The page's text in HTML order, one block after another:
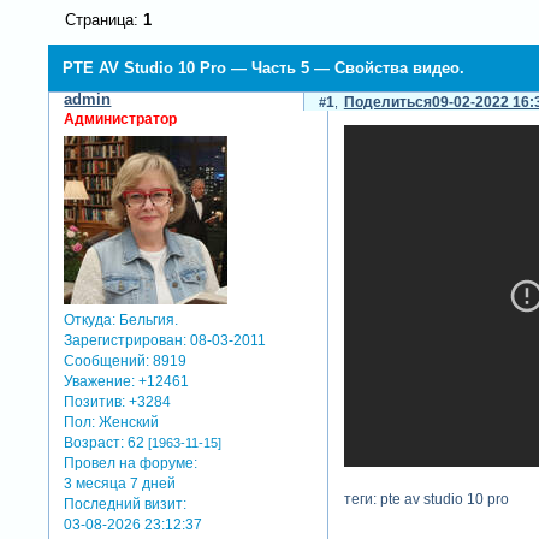
PTE AV Studio 10 Pro — Часть 5 — Свойства видео.
Страница: 1
Поделиться
1 09-02-2022
admin
Администратор
Откуда: Бельгия.
Зарегистрирован: 08-03-2011
Сообщений: 8919
Уважение: +12461
Позитив: +3284
Пол: Женский
Возраст: 62[1963-11-15]
Провел на форуме:
3 месяца 7 дней
Последний визит:
03-08-2026 23:12:37
теги: pte av studio 10 pro